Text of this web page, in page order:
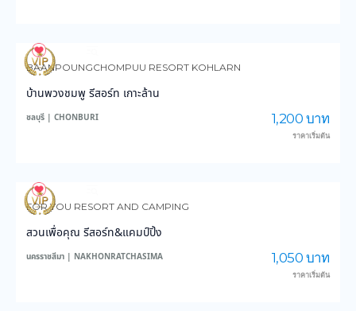
4,190
BAANPOUNGCHOMPUU RESORT KOHLARN
บ้านพวงชมพู รีสอร์ท เกาะล้าน
ชลบุรี | CHONBURI 1,200 บาท
ราคาเริ่มต้น
4,300
FOR YOU RESORT AND CAMPING
สวนเพื่อคุณ รีสอร์ท&แคมป์ปิ้ง
นครราชสีมา | NAKHONRATCHASIMA 1,050 บาท
ราคาเริ่มต้น